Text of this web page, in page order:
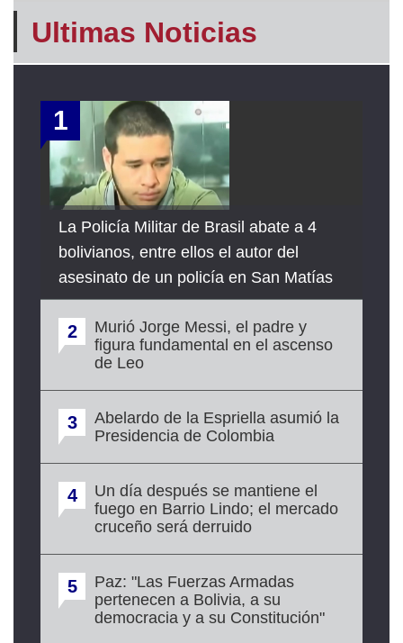
Ultimas Noticias
1
La Policía Militar de Brasil abate a 4
bolivianos, entre ellos el autor del
asesinato de un policía en San Matías
2
Murió Jorge Messi, el padre y
figura fundamental en el ascenso
de Leo
3
Abelardo de la Espriella asumió la
Presidencia de Colombia
4
Un día después se mantiene el
fuego en Barrio Lindo; el mercado
cruceño será derruido
5
Paz: "Las Fuerzas Armadas
pertenecen a Bolivia, a su
democracia y a su Constitución"